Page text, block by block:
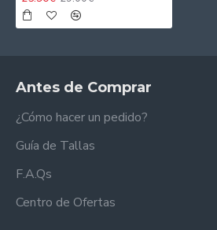
Antes de Comprar
¿Cómo hacer un pedido?
Guía de Tallas
F.A.Qs
Centro de Ofertas